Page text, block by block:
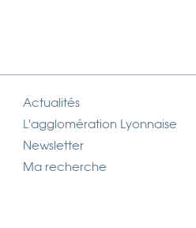
Actualités
L'agglomération Lyonnaise
Newsletter
Ma recherche